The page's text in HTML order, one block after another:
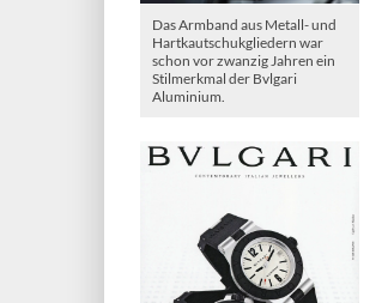
Das Armband aus Metall- und
Hartkautschukgliedern war
schon vor zwanzig Jahren ein
Stilmerkmal der Bvlgari
Aluminium.